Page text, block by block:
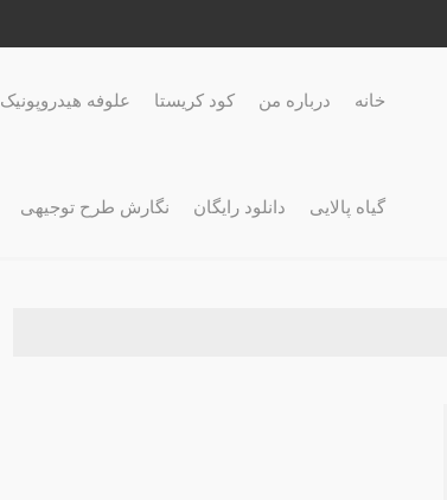
خانه درباره من کود کریستا علوفه هیدروپونیک
گیاه پالایی دانلود رایگان نگارش طرح توجیهی